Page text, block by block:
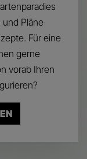
und Pläne
Für eine
gerne
vorab Ihren